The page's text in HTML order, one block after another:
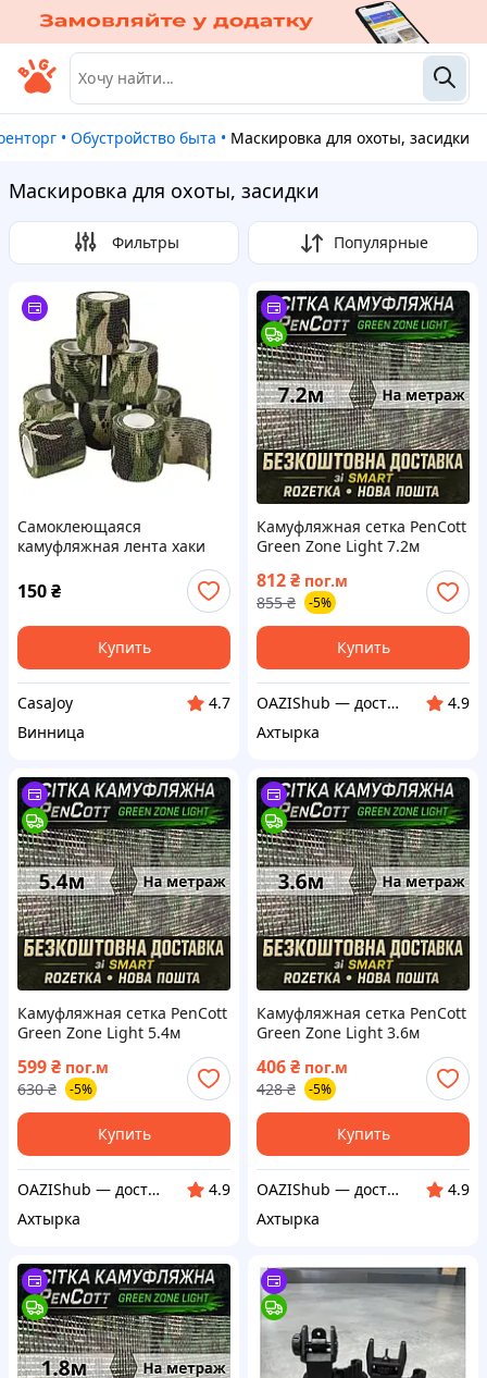
• Обустройство быта • Маскировка для охоты, засидки
Маскировка для охоты, засидки
Фильтры Популярные
Самоклеющаяся
камуфляжная лента хаки
для маскировки и ремонта
4.5м
150₴
Купить
CasaJoy
4.7
Винница
Камуфляжная сетка PenCott
Green Zone Light 7.2м
812₴ пог.м
855 ₴ -5%
Купить
OAZIShub — доступные цены и широкий ассортимент
4.9
Ахтырка
Камуфляжная сетка PenCott
Green Zone Light 5.4м
599₴ пог.м
630 ₴ -5%
Купить
OAZIShub — доступные цены и широкий ассортимент
4.9
Ахтырка
Камуфляжная сетка PenCott
Green Zone Light 3.6м
406₴ пог.м
428 ₴ -5%
Купить
OAZIShub — доступные цены и широкий ассортимент
4.9
Ахтырка